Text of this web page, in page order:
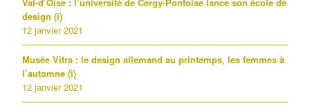
design (i)
12 janvier 2021
Musée Vitra : le design allemand au printemps, les femmes à
l’automne (i)
12 janvier 2021